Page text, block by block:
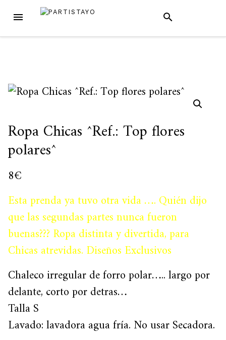
content
MENU SEARCH
Ropa Chicas ^Ref.: Top flores
polares^
8€
Esta prenda ya tuvo otra vida …. Quién dijo
que las segundas partes nunca fueron
buenas??? Ropa distinta y divertida, para
Chicas atrevidas. Diseños Exclusivos
Chaleco irregular de forro polar….. largo por
delante, corto por detras…
Talla S
Lavado: lavadora agua fría. No usar Secadora.